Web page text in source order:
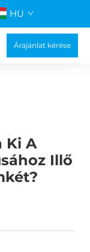
HU
Árajánlat kérése
Ki A
Illő